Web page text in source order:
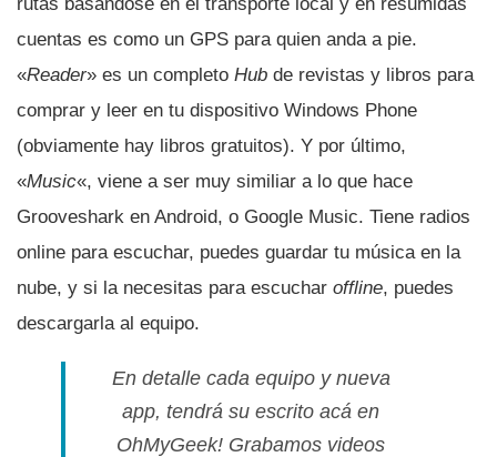
cuentas es como un GPS para quien anda a pie.
«Reader» es un completo Hub de revistas y libros para
comprar y leer en tu dispositivo Windows Phone
(obviamente hay libros gratuitos). Y por último,
«Music«, viene a ser muy similiar a lo que hace
Grooveshark en Android, o Google Music. Tiene radios
online para escuchar, puedes guardar tu música en la
nube, y si la necesitas para escuchar offline, puedes
descargarla al equipo.
En detalle cada equipo y nueva
app, tendrá su escrito acá en
OhMyGeek! Grabamos videos